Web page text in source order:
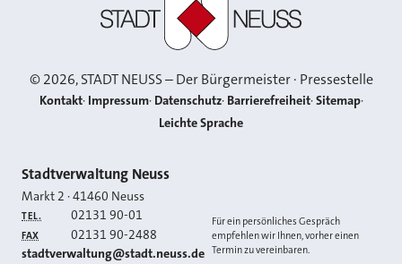
©2026, STADT NEUSS – Der Bürgermeister · Pressestelle
Kontakt Impressum Datenschutz Barrierefreiheit Sitemap
Leichte Sprache
Kontakt
Stadtverwaltung Neuss
Markt 2 ·41460 Neuss
TEL. 02131 90-01
FAX 02131 90-2488
E-MAIL
stadtverwaltung@stadt.neuss.de
Für ein persönliches Gespräch
empfehlen wir Ihnen, vorher einen
Termin zu vereinbaren.